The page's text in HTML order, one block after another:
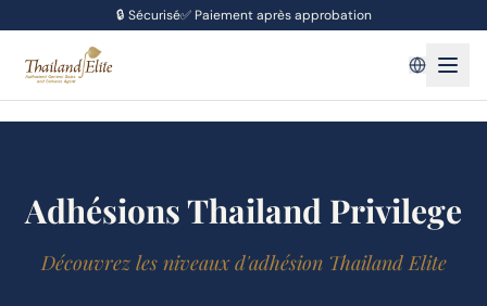
🔒 Sécurisé✅ Paiement après approbation
Adhésions Thailand Privilege
Découvrez les niveaux d'adhésion Thailand Elite